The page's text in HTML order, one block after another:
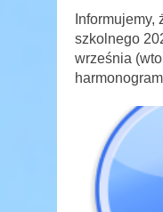
Informujemy,
szkolnego
września